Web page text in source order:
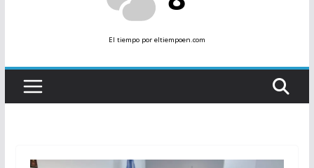
El tiempopor eltiempoen.com